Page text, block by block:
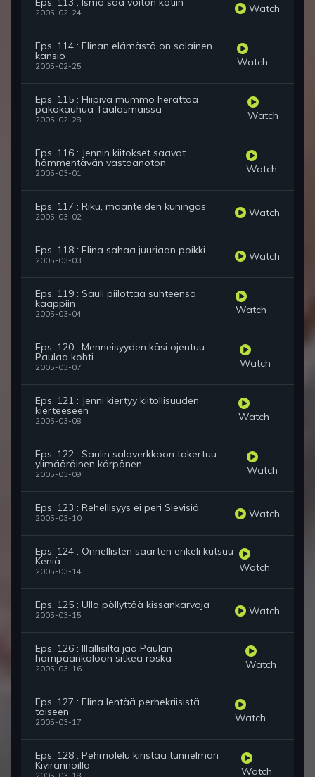
2005-02-24 Watch
Eps. 114 : Elinan elämästä on salainen
kansio
2005-02-25 Watch
Eps. 115 : Hiipivä mummo herättää
pakokauhua Taalasmaissa
2005-02-28 Watch
Eps. 116 : Jennin kiitokset saavat
hämmentävän vastaanoton
2005-03-01 Watch
Eps. 117 : Riku, maanteiden kuningas
2005-03-02 Watch
Eps. 118 : Elina sahaa juuriaan poikki
2005-03-03 Watch
Eps. 119 : Sauli piilottaa suhteensa
kaappiin
2005-03-04 Watch
Eps. 120 : Menneisyyden käsi ojentuu
Paulaa kohti
2005-03-07 Watch
Eps. 121 : Jenni kiertyy kiitollisuuden
kierteeseen
2005-03-08 Watch
Eps. 122 : Saulin salaverkkoon takertuu
ylimääräinen kärpänen
2005-03-09 Watch
Eps. 123 : Rehellisyys ei peri Sievisiä
2005-03-10 Watch
Eps. 124 : Onnellisten saarten enkeli kutsuu
Keniä
2005-03-14 Watch
Eps. 125 : Ulla pöllyttää kissankarvoja
2005-03-15 Watch
Eps. 126 : Illallisilta jää Paulan
hampaankoloon sitkeä roska
2005-03-16 Watch
Eps. 127 : Elina lentää perhekriisistä
toiseen
2005-03-17 Watch
Eps. 128 : Pehmolelu kiristää tunnelman
Kivirannoilla Watch